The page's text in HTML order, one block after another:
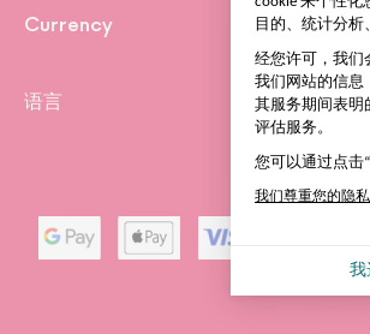
Currency
语言
安全支付